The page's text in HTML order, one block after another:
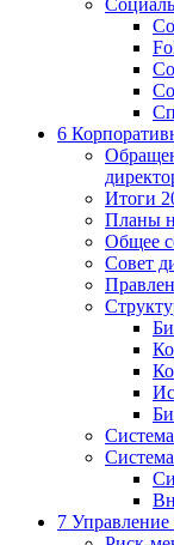
6
Итоги
Планы
Общее
Совет
7 Управление